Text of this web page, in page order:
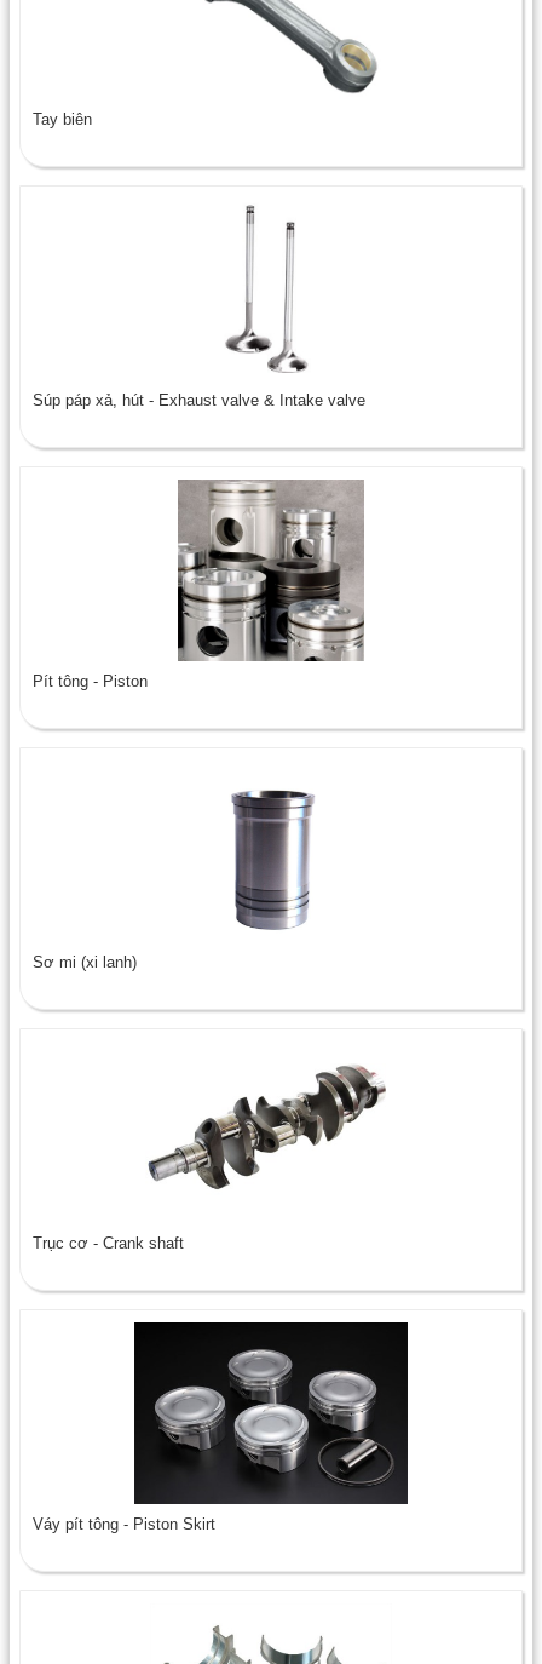
Tay biên
Súp páp xả, hút - Exhaust valve & Intake valve
Pít tông - Piston
Sơ mi (xi lanh)
Trục cơ - Crank shaft
Váy pít tông - Piston Skirt